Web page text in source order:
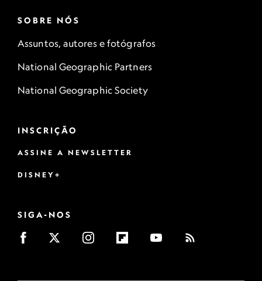
SOBRE NÓS
Assuntos, autores e fotógrafos
National Geographic Partners
National Geographic Society
INSCRIÇÃO
ASSINE A NEWSLETTER
DISNEY+
SIGA-NOS